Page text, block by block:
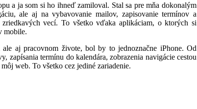
a ja som si ho ihneď zamiloval. Stal sa pre mňa dokonalým
ale aj na vybavovanie mailov, zapisovanie termínov a
vecí. To všetko vďaka aplikáciam, o ktorých si
mobile.
aj pracovnom živote, bol by to jednoznačne iPhone. Od
zapísania termínu do kalendára, zobrazenia navigácie cestou
web. To všetko cez jediné zariadenie.